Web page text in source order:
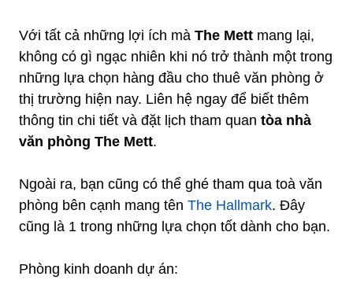
Với tất cả những lợi ích mà The Mett mang lại,
không có gì ngạc nhiên khi nó trở thành một trong
những lựa chọn hàng đầu cho thuê văn phòng ở
thị trường hiện nay. Liên hệ ngay để biết thêm
thông tin chi tiết và đặt lịch tham quan tòa nhà
văn phòng The Mett.
Ngoài ra, bạn cũng có thể ghé tham qua toà văn
phòng bên cạnh mang tên The Hallmark. Đây
cũng là 1 trong những lựa chọn tốt dành cho bạn.
Phòng kinh doanh dự án: